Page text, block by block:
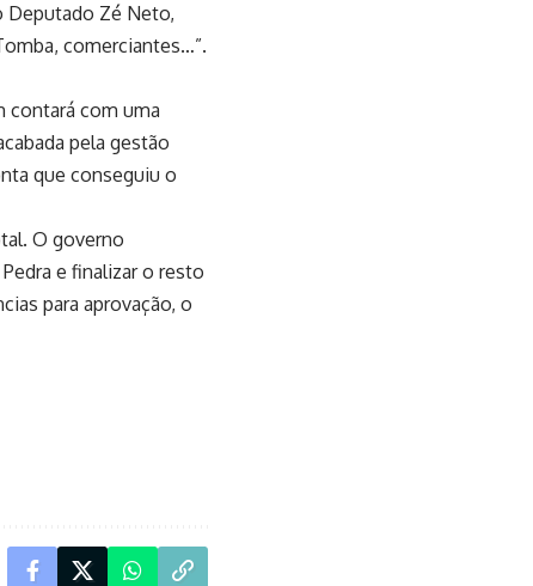
Deputado Zé Neto,
comerciantes…”.
contará com uma
pela gestão
que conseguiu o
O governo
e finalizar o resto
para aprovação, o